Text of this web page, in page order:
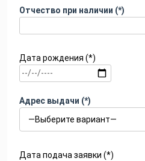
Отчество при наличии (*)
Дата рождения (*)
Адрес выдачи (*)
Дата подача заявки (*)